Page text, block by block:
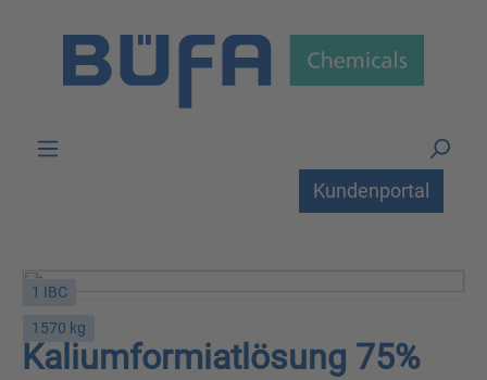
Kundenportal
1 IBC
1570 kg
Kaliumformiatlösung 75%